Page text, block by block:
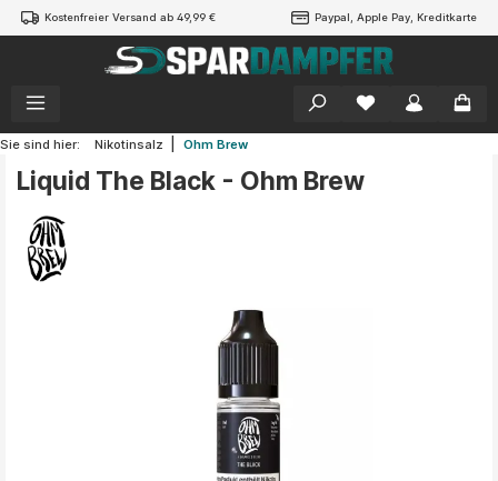
springen
Kostenfreier Versand ab 49,99 € Paypal, Apple Pay, Kreditkarte
Sie sind hier: Nikotinsalz Ohm Brew
Liquid The Black - Ohm Brew